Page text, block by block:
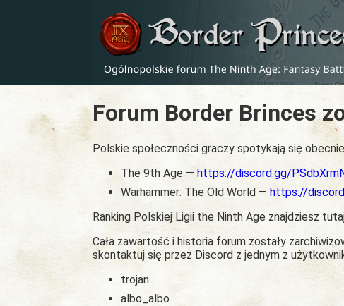
Forum Border Brinces
Polskie społeczności graczy spotykają się
The 9th Age — https://discord.gg/
Warhammer: The Old World — https://
Ranking Polskiej Ligii the Ninth Age znajdziesz
Cała zawartość i historia forum zostały
skontaktuj się przez Discord z jednym z
trojan
albo_albo